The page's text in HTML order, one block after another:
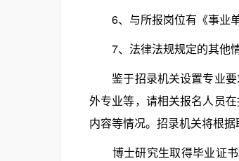
6、与所报岗位有《事业单
7、法律法规规定的其他情
鉴于招录机关设置专业要
外专业等，请相关报名人员
内容等情况。招录机关将根据
博士研究生取得毕业证书